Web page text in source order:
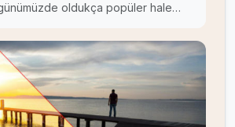
oldukça popüler hale…